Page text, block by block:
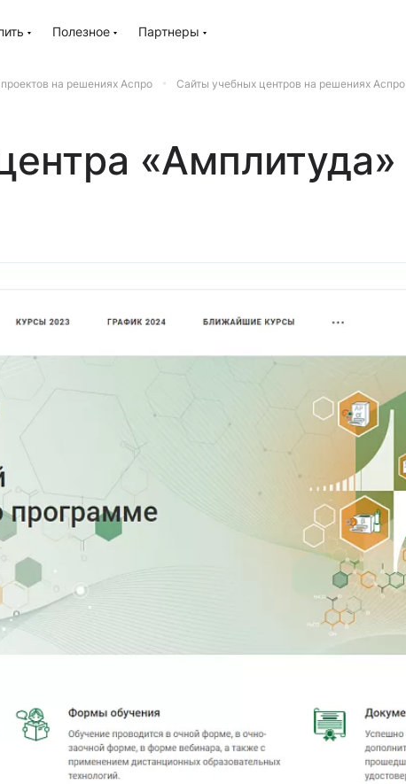
Полезное Партнеры
на решениях Аспро Сайты учебных центров на решениях Аспро
«Амплитуда»